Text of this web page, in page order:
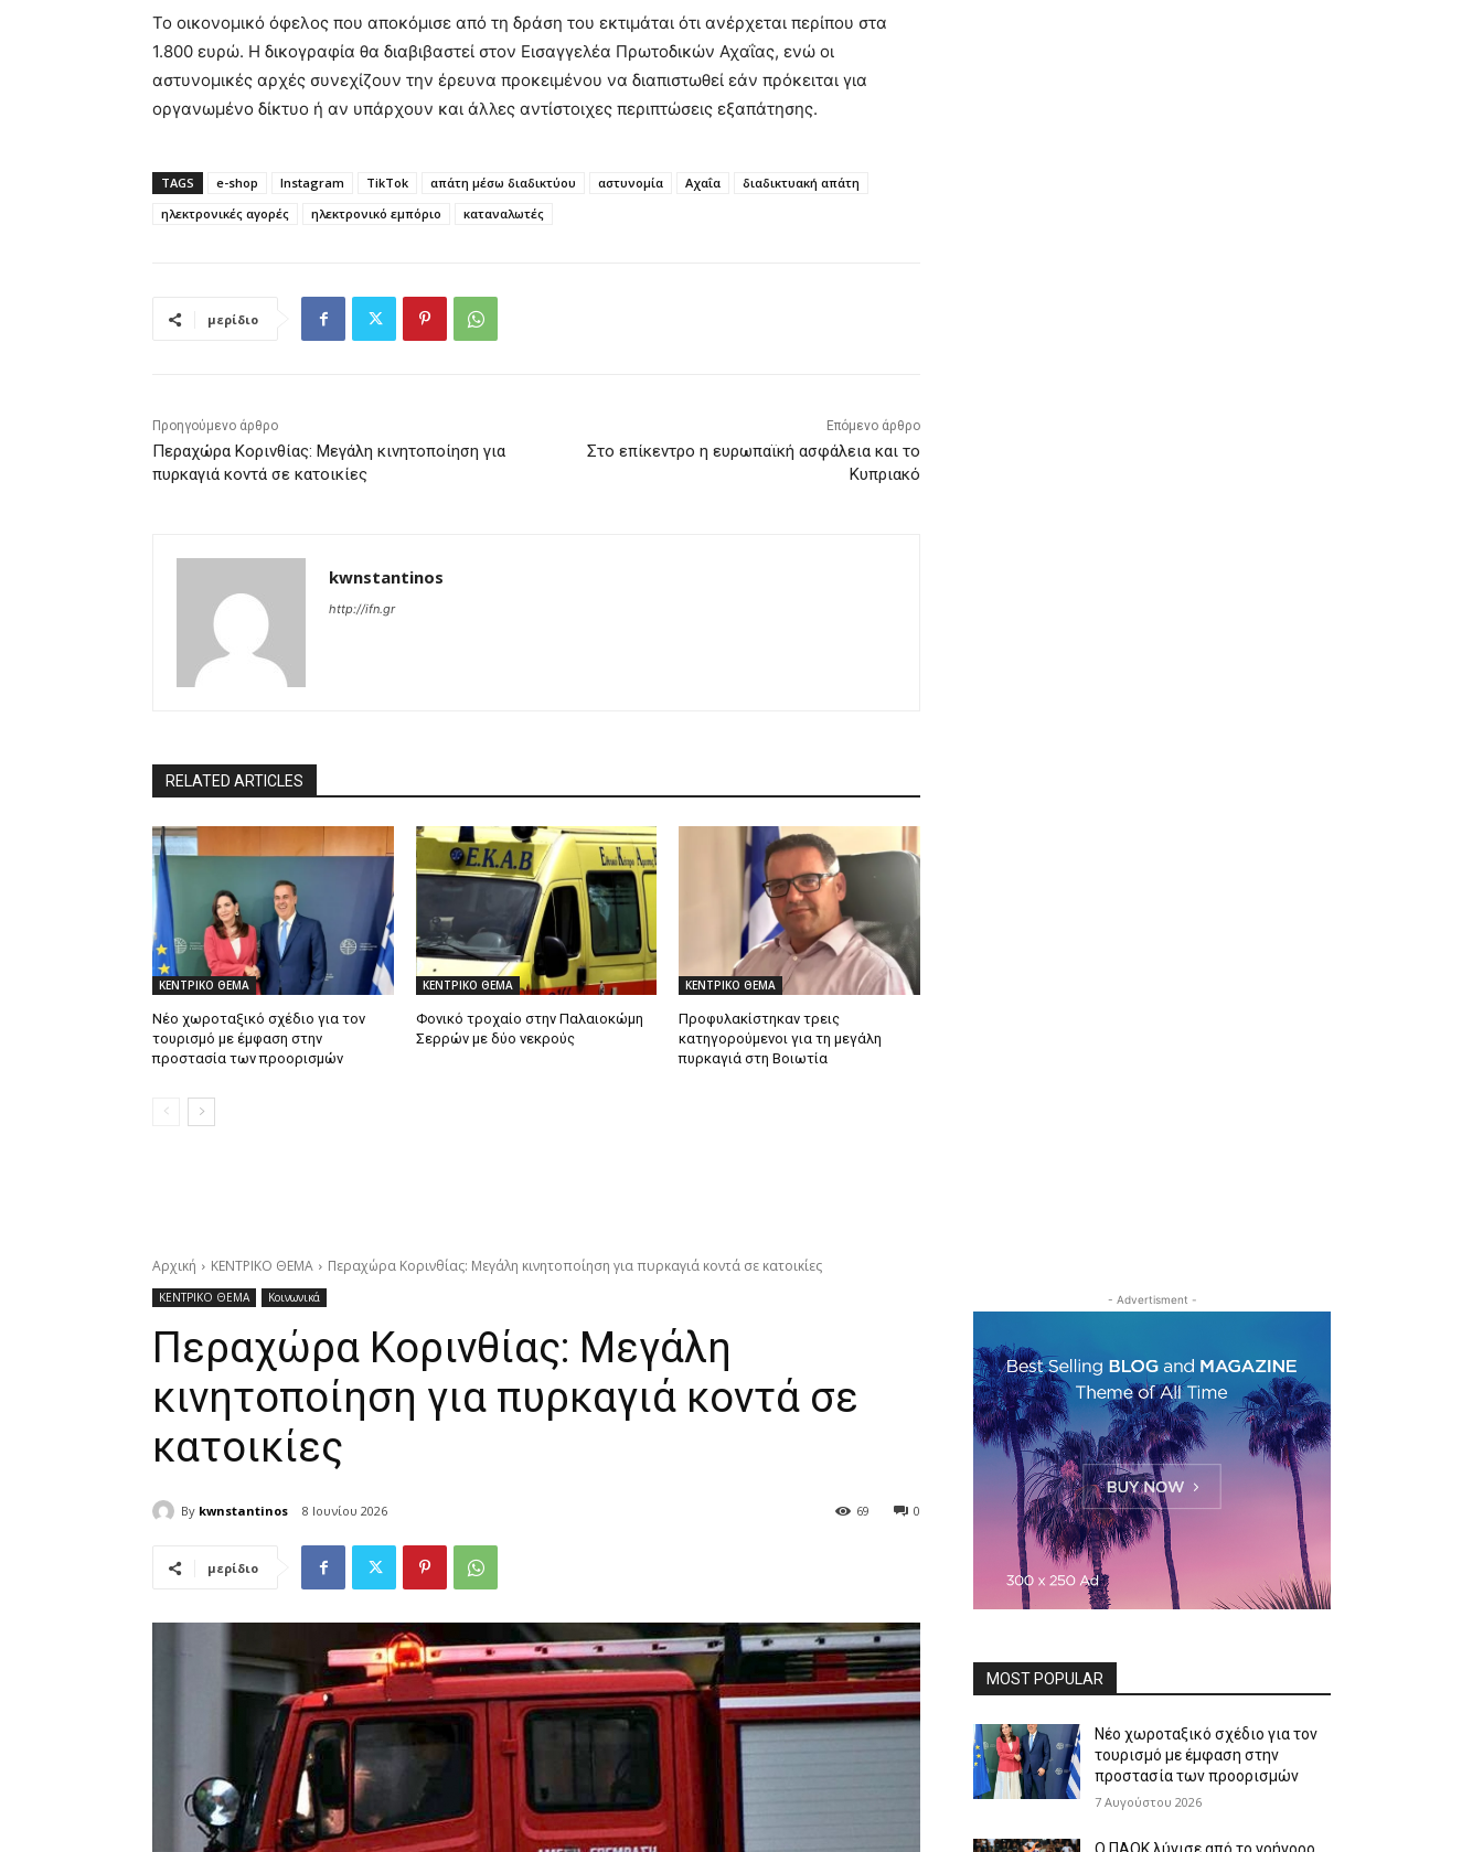
Το οικονομικό όφελος που αποκόμισε από τη δράση του εκτιμάται ότι ανέρχεται περίπου στα
1.800 ευρώ. Η δικογραφία θα διαβιβαστεί στον Εισαγγελέα Πρωτοδικών Αχαΐας, ενώ οι
αστυνομικές αρχές συνεχίζουν την έρευνα προκειμένου να διαπιστωθεί εάν πρόκειται για
οργανωμένο δίκτυο ή αν υπάρχουν και άλλες αντίστοιχες περιπτώσεις εξαπάτησης.
TAGS e-shop Instagram TikTok απάτη μέσω διαδικτύου αστυνομία Αχαΐα
διαδικτυακή απάτη
ηλεκτρονικές αγορές
ηλεκτρονικό εμπόριο καταναλωτές
μερίδιο
Προηγούμενο άρθρο
Περαχώρα Κορινθίας: Μεγάλη κινητοποίηση για
πυρκαγιά κοντά σε κατοικίες
Επόμενο άρθρο
Στο επίκεντρο η ευρωπαϊκή ασφάλεια και το
Κυπριακό
kwnstantinos
http://ifn.gr
RELATED ARTICLES
ΚΕΝΤΡΙΚΟ ΘΕΜΑ
Νέο χωροταξικό σχέδιο για τον
τουρισμό με έμφαση στην
προστασία των προορισμών
ΚΕΝΤΡΙΚΟ ΘΕΜΑ
Φονικό τροχαίο στην Παλαιοκώμη
Σερρών με δύο νεκρούς
ΚΕΝΤΡΙΚΟ ΘΕΜΑ
Προφυλακίστηκαν τρεις
κατηγορούμενοι για τη μεγάλη
πυρκαγιά στη Βοιωτία